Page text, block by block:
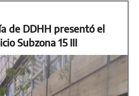
de DDHH presentó el
Subzona 15 III